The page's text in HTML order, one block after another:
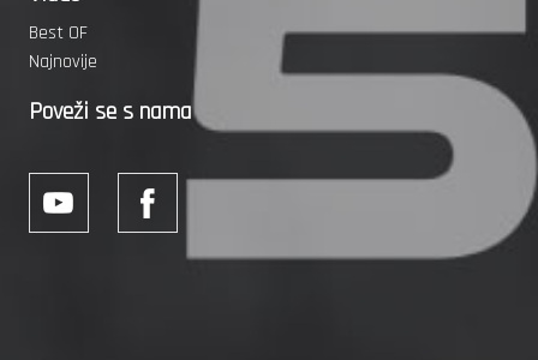
Best OF
Najnovije
Poveži se s nama